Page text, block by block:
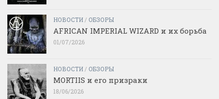
НОВОСТИ / ОБЗОРЫ
AFRICAN IMPERIAL WIZARD и их борьба
01/07/2026
НОВОСТИ / ОБЗОРЫ
MORTIIS и его призраки
18/06/2026